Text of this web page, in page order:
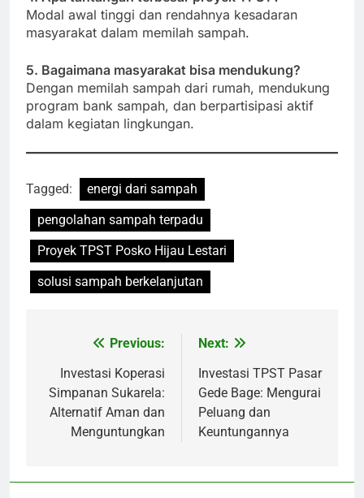
Modal awal tinggi dan rendahnya kesadaran
masyarakat dalam memilah sampah.
5. Bagaimana masyarakat bisa mendukung?
Dengan memilah sampah dari rumah, mendukung
program bank sampah, dan berpartisipasi aktif
dalam kegiatan lingkungan.
Tagged:
energi dari sampah
pengolahan sampah terpadu
Proyek TPST Posko Hijau Lestari
solusi sampah berkelanjutan
Navigasi
pos
Previous:
Investasi Koperasi
Simpanan Sukarela:
Alternatif Aman dan
Menguntungkan
Next:
Investasi TPST Pasar
Gede Bage: Mengurai
Peluang dan
Keuntungannya